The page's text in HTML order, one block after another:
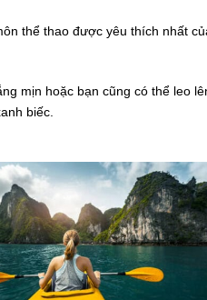
thể thao được yêu thích nhất
mịn hoặc bạn cũng có thể leo
biếc.